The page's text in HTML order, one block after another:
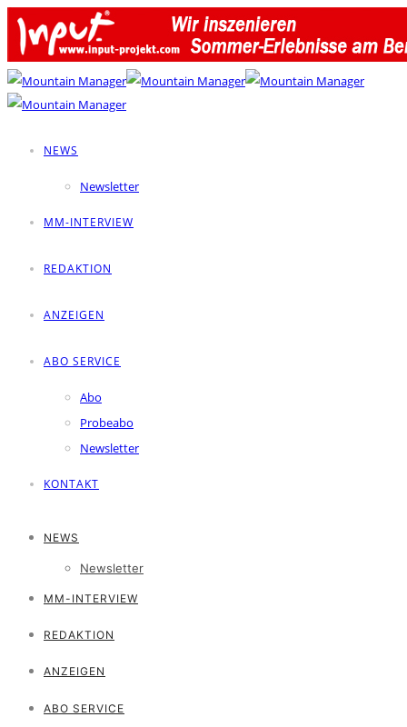
NEWS
Newsletter
MM-INTERVIEW
REDAKTION
ANZEIGEN
ABO SERVICE
Abo
Probeabo
Newsletter
KONTAKT
NEWS
Newsletter
MM-INTERVIEW
REDAKTION
ANZEIGEN
ABO SERVICE